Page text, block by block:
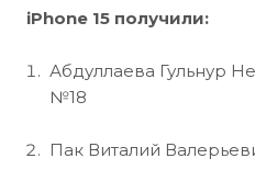
iPhone 15 получили:
Абдуллаева Гульнур
№18
Пак Виталий